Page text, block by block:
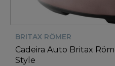
BRITAX RÖMER
Cadeira Auto Britax
Style